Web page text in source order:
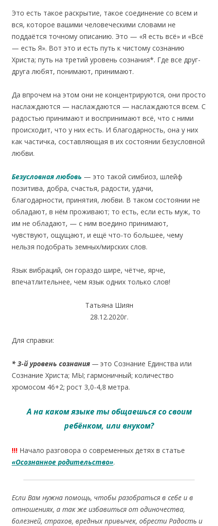
Это есть такое раскрытие, такое соединение со всем и
вся, которое вашими человеческими словами не
поддаётся точному описанию. Это — «Я есть всё» и «Всё
— есть Я». Вот это и есть путь к чистому сознанию
Христа; путь на третий уровень сознания*. Где все друг-
друга любят, понимают, принимают.
Да впрочем на этом они не концентрируются, они просто
наслаждаются — наслаждаются — наслаждаются всем. С
радостью принимают и воспринимают всё, что с ними
происходит, что у них есть. И благодарность, она у них
как частичка, составляющая в их состоянии безусловной
любви.
Безусловная любовь — это такой симбиоз, шлейф
позитива, добра, счастья, радости, удачи,
благодарности, принятия, любви. В таком состоянии не
обладают, в нём проживают; то есть, если есть муж, то
им не обладают, — с ним воедино принимают,
чувствуют, ощущают, и ещё что-то большее, чему
нельзя подобрать земных/мирских слов.
Язык вибраций, он гораздо шире, чётче, ярче,
впечатлительнее, чем язык одних только слов!
Татьяна Шиян
28.12.2020г.
Для справки:
* 3-й уровень сознания — это Сознание Единства или
Сознание Христа; МЫ; гармоничный; количество
хромосом 46+2; рост 3,0-4,8 метра.
А на каком языке ты общаешься со своим
ребёнком, или внуком?
!!! Начало разговора о современных детях в статье
«Осознанное родительство».
Если Вам нужна помощь, чтобы разобраться в себе и в
отношениях, а так же избавиться от одиночества,
болезней, страхов, вредных привычек, обрести Радость и